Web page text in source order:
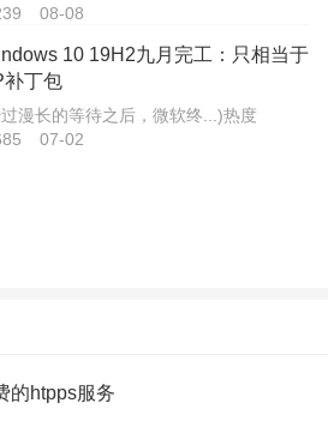
08-08
10 19H2九月完工：只相当于
补丁包
漫长的等待之后，微软终...)热度
07-02
的htpps服务